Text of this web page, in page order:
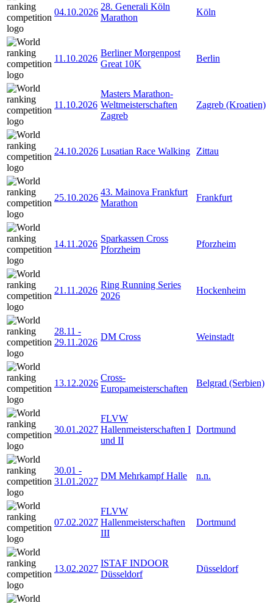
04.10.2026
28. Generali Köln
Marathon
Köln
11.10.2026
Berliner Morgenpost
Great 10K
Berlin
11.10.2026
Masters Marathon-
Weltmeisterschaften
Zagreb
Zagreb (Kroatien)
24.10.2026 Lusatian Race Walking Zittau
25.10.2026
43. Mainova Frankfurt
Marathon
Frankfurt
14.11.2026
Sparkassen Cross
Pforzheim
Pforzheim
21.11.2026
Ring Running Series
2026
Hockenheim
28.11 -
29.11.2026
DM Cross Weinstadt
13.12.2026
Cross-
Europameisterschaften
Belgrad (Serbien)
30.01.2027
FLVW
Hallenmeisterschaften I
und II
Dortmund
30.01 -
31.01.2027
DM Mehrkampf Halle n.n.
07.02.2027
FLVW
Hallenmeisterschaften
III
Dortmund
13.02.2027
ISTAF INDOOR
Düsseldorf
Düsseldorf